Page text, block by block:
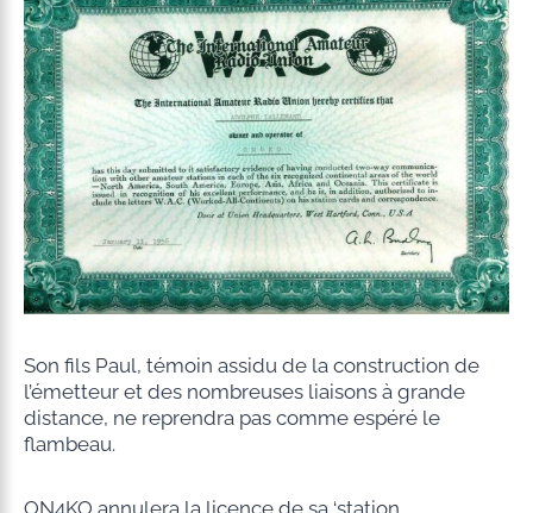
Son fils Paul, témoin assidu de la construction de
l’émetteur et des nombreuses liaisons à grande
distance, ne reprendra pas comme espéré le
flambeau.
ON4KO annulera la licence de sa ‘station